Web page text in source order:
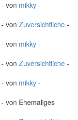
- von mikky -
- von Zuversichtliche -
- von mikky -
- von Zuversichtliche -
- von mikky -
- von Ehemaliges